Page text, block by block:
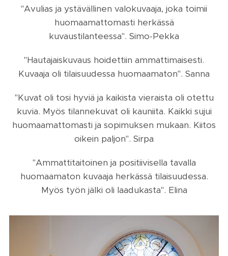
"Avulias ja ystävällinen valokuvaaja, joka toimii
huomaamattomasti herkässä
kuvaustilanteessa". Simo-Pekka
"Hautajaiskuvaus hoidettiin ammattimaisesti.
Kuvaaja oli tilaisuudessa huomaamaton". Sanna
"Kuvat oli tosi hyviä ja kaikista vieraista oli otettu
kuvia. Myös tilannekuvat oli kauniita. Kaikki sujui
huomaamattomasti ja sopimuksen mukaan. Kiitos
oikein paljon". Sirpa
"Ammattitaitoinen ja positiivisella tavalla
huomaamaton kuvaaja herkässä tilaisuudessa.
Myös työn jälki oli laadukasta". Elina